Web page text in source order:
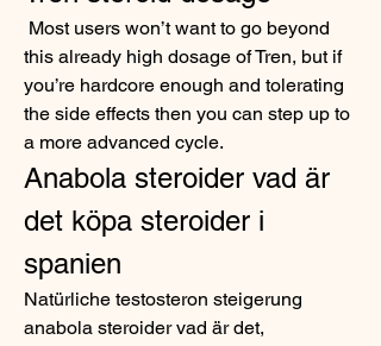
this already high dosage of Tren, but if
you’re hardcore enough and tolerating
the side effects then you can step up to
a more advanced cycle.
Anabola steroider vad är
det köpa steroider i
spanien
Natürliche testosteron steigerung
anabola steroider vad är det,